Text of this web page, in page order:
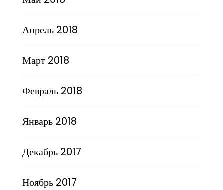
Апрель 2018
Март 2018
Февраль 2018
Январь 2018
Декабрь 2017
Ноябрь 2017